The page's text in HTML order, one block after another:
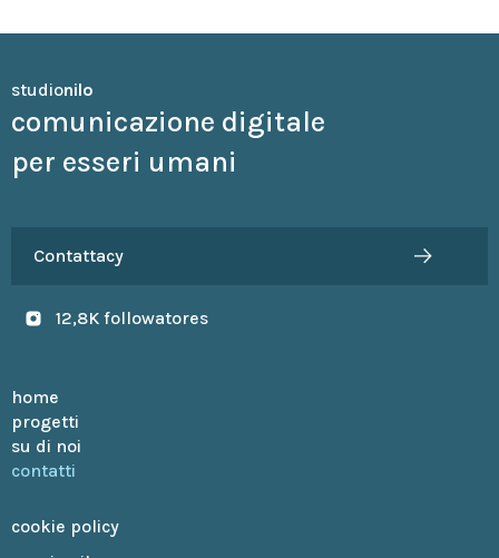
studionilo
comunicazione digitale
per esseri umani
12,8K followatores
Contattacy
home
progetti
su di noi
contatti
cookie policy